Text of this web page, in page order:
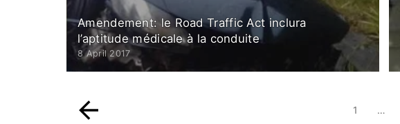
Amendement: le Road Traffic Act inclura
l’aptitude médicale à la conduite
8 April 2017
1 …